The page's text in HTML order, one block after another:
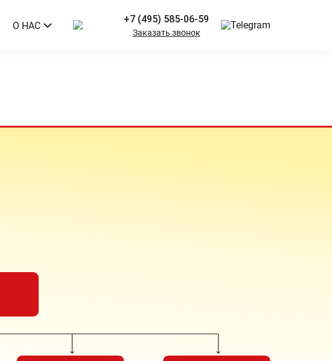
О НАС
+7 (495) 585-06-59
Заказать звонок